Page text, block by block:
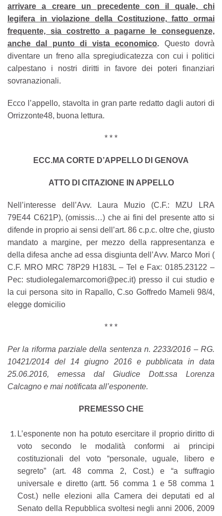
arrivare a creare un precedente con il quale, chi
legifera in violazione della Costituzione, fatto ormai
frequente, sia costretto a pagarne le conseguenze,
anche dal punto di vista economico. Questo dovrà
diventare un freno alla spregiudicatezza con cui i politici
calpestano i nostri diritti in favore dei poteri finanziari
sovranazionali.
Ecco l’appello, stavolta in gran parte redatto dagli autori di
Orrizzonte48, buona lettura.
* * *
ECC.MA CORTE D’APPELLO DI GENOVA
ATTO DI CITAZIONE IN APPELLO
Nell’interesse dell’Avv. Laura Muzio (C.F.: MZU LRA
79E44 C621P), (omissis…) che ai fini del presente atto si
difende in proprio ai sensi dell’art. 86 c.p.c. oltre che, giusto
mandato a margine, per mezzo della rappresentanza e
della difesa anche ad essa disgiunta dell’Avv. Marco Mori (
C.F. MRO MRC 78P29 H183L – Tel e Fax: 0185.23122 –
Pec: studiolegalemarcomori@pec.it) presso il cui studio e
la cui persona sito in Rapallo, C.so Goffredo Mameli 98/4,
elegge domicilio
* * *
Per la riforma parziale della sentenza n. 2233/2016 – RG.
10421/2014 del 14 giugno 2016 e pubblicata in data
25.06.2016, emessa dal Giudice Dott.ssa Lorenza
Calcagno e mai notificata all’esponente.
PREMESSO CHE
L’esponente non ha potuto esercitare il proprio diritto di
voto secondo le modalità conformi ai principi
costituzionali del voto “personale, uguale, libero e
segreto” (art. 48 comma 2, Cost.) e “a suffragio
universale e diretto (artt. 56 comma 1 e 58 comma 1
Cost.) nelle elezioni alla Camera dei deputati ed al
Senato della Repubblica svoltesi negli anni 2006, 2009